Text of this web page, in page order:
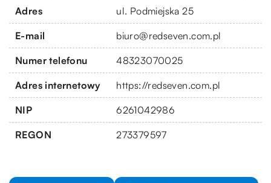
Adres ul. Podmiejska 25
E-mail biuro@redseven.com.pl
Numer telefonu 48323070025
Adres internetowy https://redseven.com.pl
NIP 6261042986
REGON 273379597